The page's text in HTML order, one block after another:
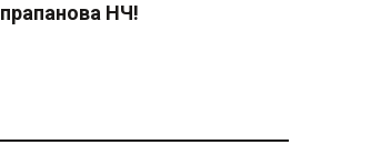
прапанова НЧ!